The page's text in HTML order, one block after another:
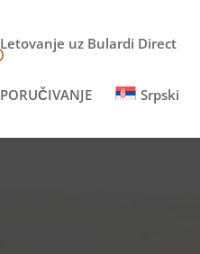
Letovanje uz Bulardi Direct
PORUČIVANJE Srpski